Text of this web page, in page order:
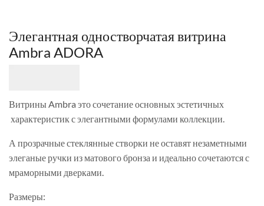
Элегантная одностворчатая витрина
Ambra ADORA
Витрины Ambra это сочетание основных эстетичных
характеристик с элегантными формулами коллекции.
А прозрачные стеклянные створки не оставят незаметными
элеганые ручки из матового бронза и идеально сочетаются с
мраморными дверками.
Размеры: